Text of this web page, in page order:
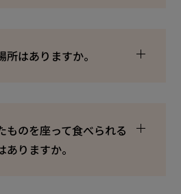
所はありますか。
ものを座って食べられる
ありますか。